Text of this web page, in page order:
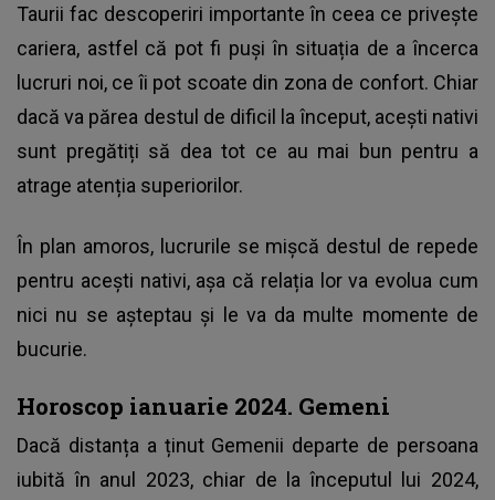
Taurii fac descoperiri importante în ceea ce privește
cariera, astfel că pot fi puși în situația de a încerca
lucruri noi, ce îi pot scoate din zona de confort. Chiar
dacă va părea destul de dificil la început, acești nativi
sunt pregătiți să dea tot ce au mai bun pentru a
atrage atenția superiorilor.
În plan amoros, lucrurile se mișcă destul de repede
pentru acești nativi, așa că relația lor va evolua cum
nici nu se așteptau și le va da multe momente de
bucurie.
Horoscop ianuarie 2024. Gemeni
Dacă distanța a ținut Gemenii departe de persoana
iubită în anul 2023, chiar de la începutul lui 2024,